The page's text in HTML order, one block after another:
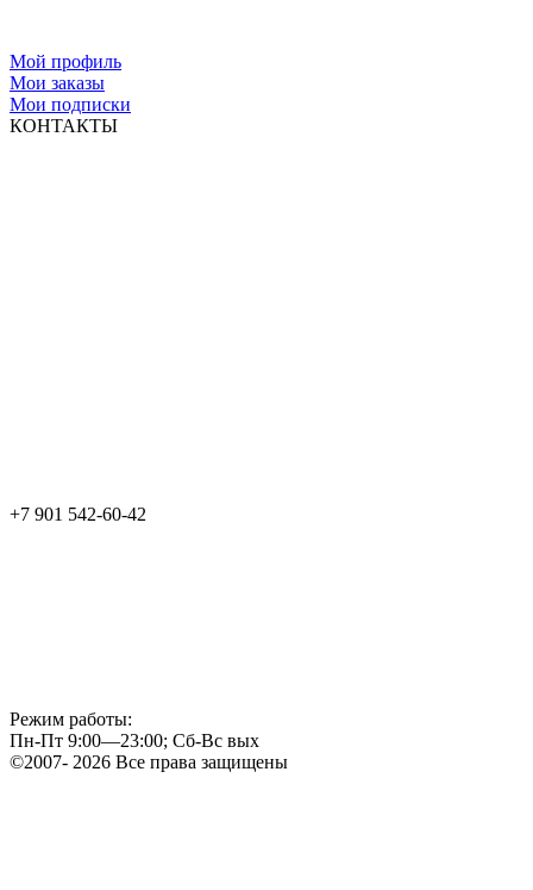
Мой профиль
Мои заказы
Мои подписки
КОНТАКТЫ
+7 901 542-60-42
Режим работы:
Пн-Пт 9:00—23:00; Сб-Вс вых
©2007- 2026 Все права защищены